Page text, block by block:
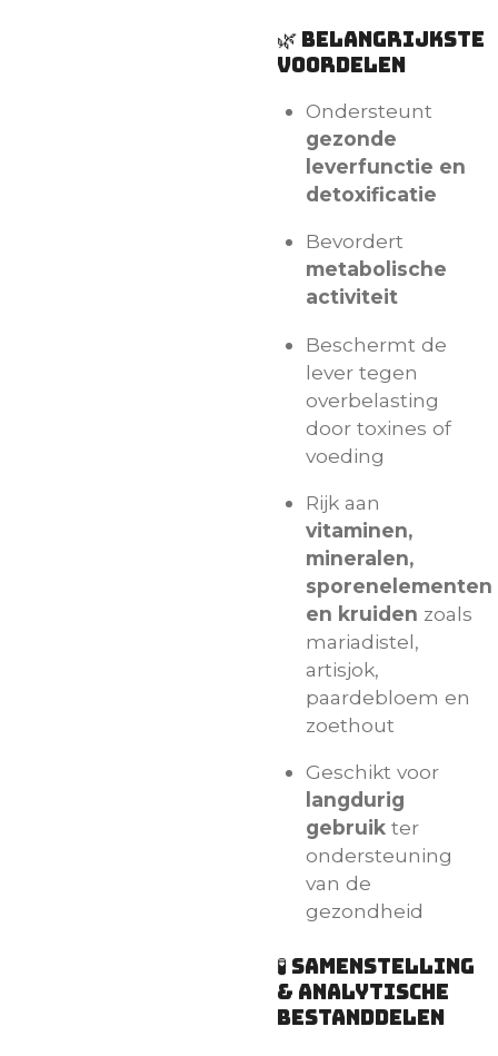
🌿 Belangrijkste
voordelen
Ondersteunt
gezonde
leverfunctie en
detoxificatie
Bevordert
metabolische
activiteit
Beschermt de
lever tegen
overbelasting
door toxines of
voeding
Rijk aan
vitaminen,
mineralen,
sporenelementen
en kruiden zoals
mariadistel,
artisjok,
paardebloem en
zoethout
Geschikt voor
langdurig
gebruik ter
ondersteuning
van de
gezondheid
🧪 Samenstelling
& analytische
bestanddelen